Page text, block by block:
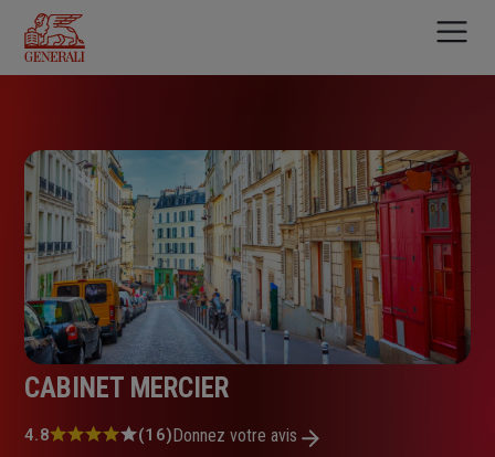
contenu
principal
CABINET MERCIER
Note
4.8 (16)Donnez votre avis